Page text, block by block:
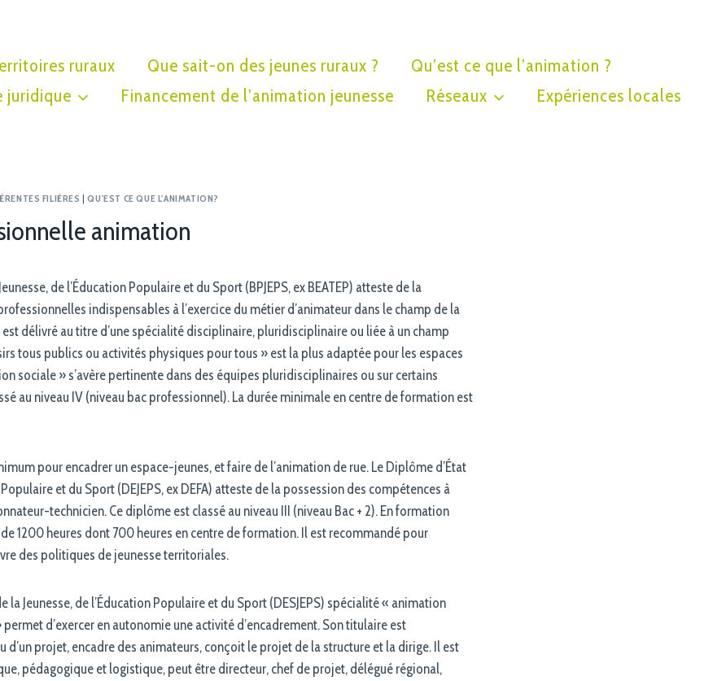
ruraux Que sait-on des jeunes ruraux ?
Qu’est ce que l’animation ?
juridique
Financement de l’animation jeunesse Réseaux Expériences locales
FILIÈRES |QU'EST CE QUE L'ANIMATION?
animation
de l’Éducation Populaire et du Sport (BPJEPS, ex BEATEP) atteste de la
indispensables à l’exercice du métier d’animateur dans le champ de la
est délivré au titre d’une spécialité disciplinaire, pluridisciplinaire ou liée à un champ
tous publics ou activités physiques pour tous » est la plus adaptée pour les espaces
sociale » s’avère pertinente dans des équipes pluridisciplinaires ou sur certains
au niveau IV (niveau bac professionnel). La durée minimale en centre de formation est
pour encadrer un espace-jeunes, et faire de l’animation de rue. Le Diplôme d’État
et du Sport (DEJEPS, ex DEFA) atteste de la possession des compétences à
technicien. Ce diplôme est classé au niveau III (niveau Bac + 2). En formation
1200 heures dont 700 heures en centre de formation. Il est recommandé pour
des politiques de jeunesse territoriales.
la Jeunesse, de l’Éducation Populaire et du Sport (DESJEPS) spécialité « animation
d’exercer en autonomie une activité d’encadrement. Son titulaire est
d’un projet, encadre des animateurs, conçoit le projet de la structure et la dirige. Il est
pédagogique et logistique, peut être directeur, chef de projet, délégué régional,